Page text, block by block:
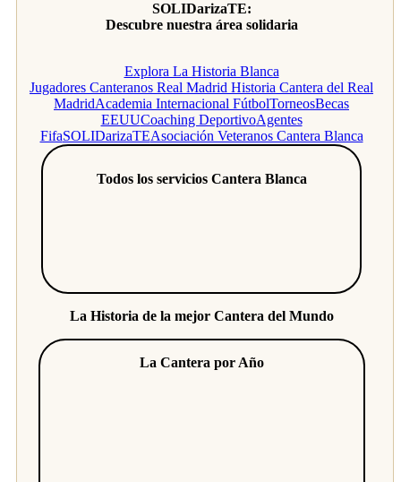
SOLIDarizaTE:
Descubre nuestra área solidaria
Explora La Historia Blanca
Jugadores Canteranos Real Madrid Historia Cantera del Real
MadridAcademia Internacional FútbolTorneosBecas
EEUUCoaching DeportivoAgentes
FifaSOLIDarizaTEAsociación Veteranos Cantera Blanca
Todos los servicios Cantera Blanca
La Historia de la mejor Cantera del Mundo
La Cantera por Año